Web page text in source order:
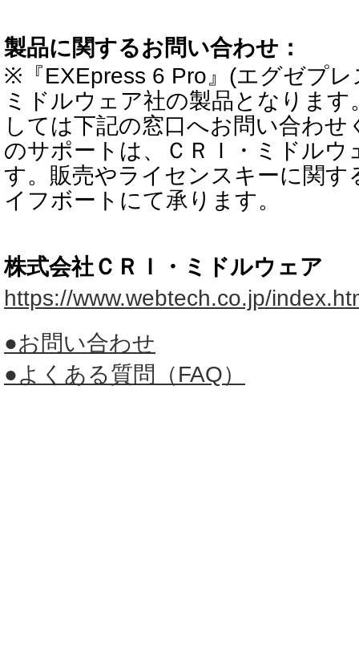
製品に関するお問い合わせ：
※『EXEpress 6 Pro』(エグゼプ
ミドルウェア社の製品となりま
しては下記の窓口へお問い合わせ
のサポートは、ＣＲＩ・ミドルウ
す。販売やライセンスキーに関す
イフボートにて承ります。
株式会社ＣＲＩ・ミドルウェア
https://www.webtech.co.jp/
●お問い合わせ
●よくある質問（FAQ）